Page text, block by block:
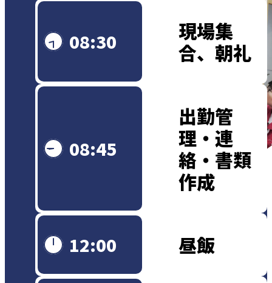
08:30
現場集
合、朝礼
08:45
出勤管
理・連
絡・書類
作成
12:00 昼飯